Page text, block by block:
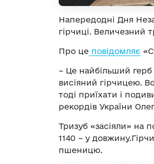
Напередодні Дня
гірчиці. Величезний
Про це повідомляє
– Це найбільший
висіяний гірчицею.
тоді приїхати і
рекордів України
Тризуб «засіяли» на
1140 – у довжину.
пшеницю.